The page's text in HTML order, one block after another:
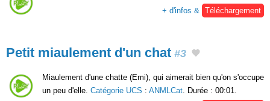
+ d'infos & Téléchargement
Petit miaulement d'un chat #3
Miaulement d'une chatte (Emi), qui aimerait bien qu'on s'occupe
un peu d'elle. Catégorie UCS : ANMLCat . Durée : 00:01.